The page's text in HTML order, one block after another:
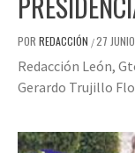
POR REDACCIÓN /27
Redacción León,
Gerardo Trujillo